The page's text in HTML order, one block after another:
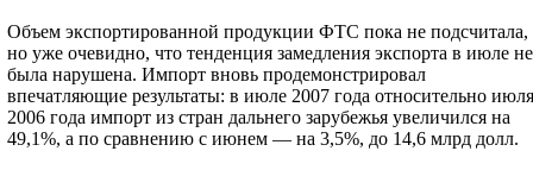
Объем экспортированной продукции ФТС пока не подсчитала,
но уже очевидно, что тенденция замедления экспорта в июле не
была нарушена. Импорт вновь продемонстрировал
впечатляющие результаты: в июле 2007 года относительно июля
2006 года импорт из стран дальнего зарубежья увеличился на
49,1%, а по сравнению с июнем — на 3,5%, до 14,6 млрд долл.